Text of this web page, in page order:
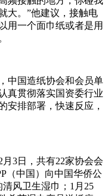
大。”他建议，接触电
用一个面巾纸或者是用
中国造纸协会和会员单
真贯彻落实国资委行业
安排部署，快速反应，
3日，共有22家协会会
（中国）向中国华侨公
风卫生湿巾；1月25